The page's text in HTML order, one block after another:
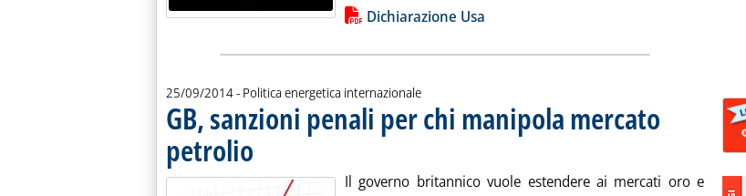
Lista allegati PDF alla notiziaDichiarazione Usa
25/09/2014- Politica energetica internazionale
GB, sanzioni penali per chi manipola mercato
petrolio . Pubblicata giovedì 25 settembre 2014 alle 9.46.
Il governo britannico vuole estendere ai mercati oro e